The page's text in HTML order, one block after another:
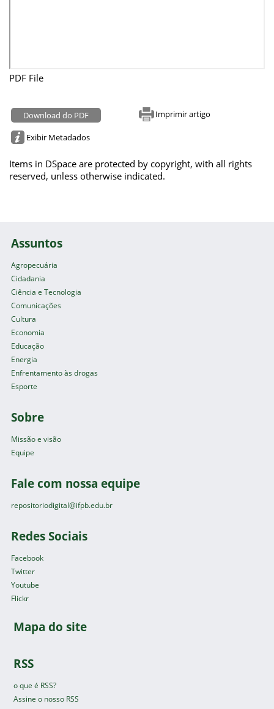
PDF File
Download do PDF Imprimir artigo
Exibir Metadados
Items in DSpace are protected by copyright, with all rights
reserved, unless otherwise indicated.
Assuntos
Agropecuária
Cidadania
Ciência e Tecnologia
Comunicações
Cultura
Economia
Educação
Energia
Enfrentamento às drogas
Esporte
Sobre
Missão e visão
Equipe
Fale com nossa equipe
repositoriodigital@ifpb.edu.br
Redes Sociais
Facebook
Twitter
Youtube
Flickr
Mapa do site
RSS
o que é RSS?
Assine o nosso RSS